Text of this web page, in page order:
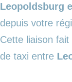
Leopoldsburg
depuis votre
Cette liaison
de taxi entre